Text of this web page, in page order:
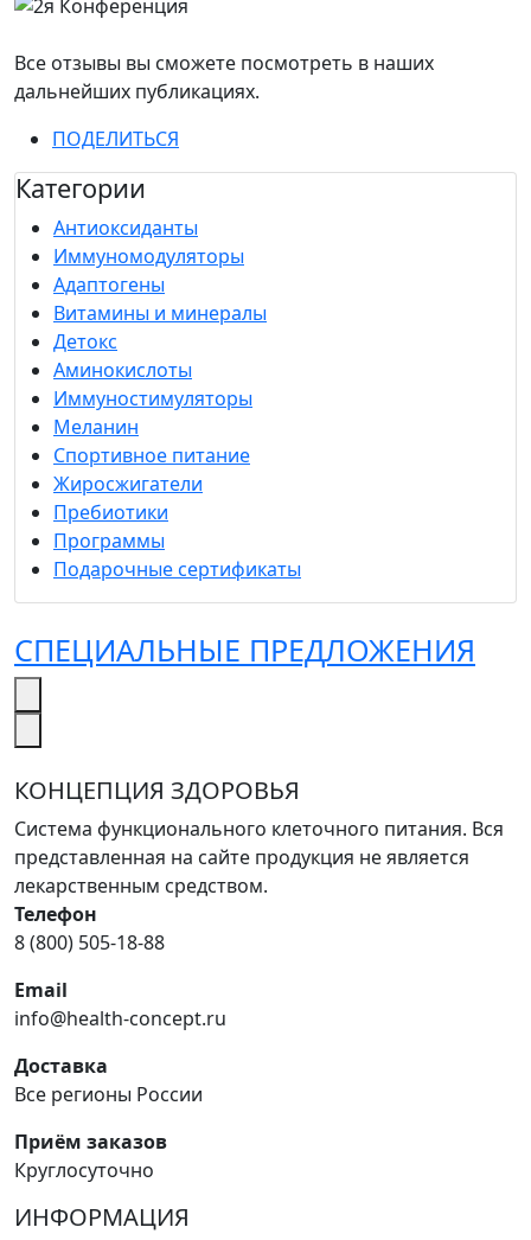
Все отзывы вы сможете посмотреть в наших
дальнейших публикациях.
ПОДЕЛИТЬСЯ
Категории
Антиоксиданты
Иммуномодуляторы
Адаптогены
Витамины и минералы
Детокс
Аминокислоты
Иммуностимуляторы
Меланин
Спортивное питание
Жиросжигатели
Пребиотики
Программы
Подарочные сертификаты
СПЕЦИАЛЬНЫЕ ПРЕДЛОЖЕНИЯ
КОНЦЕПЦИЯ ЗДОРОВЬЯ
Система функционального клеточного питания. Вся
представленная на сайте продукция не является
лекарственным средством.
Телефон
8 (800) 505-18-88
Email
info@health-concept.ru
Доставка
Все регионы России
Приём заказов
Круглосуточно
ИНФОРМАЦИЯ